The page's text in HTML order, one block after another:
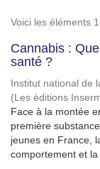
Voici les éléments
Cannabis :
santé ?
Institut national de
(Les éditions
Face à la montée
première
jeunes en France,
comportement et la